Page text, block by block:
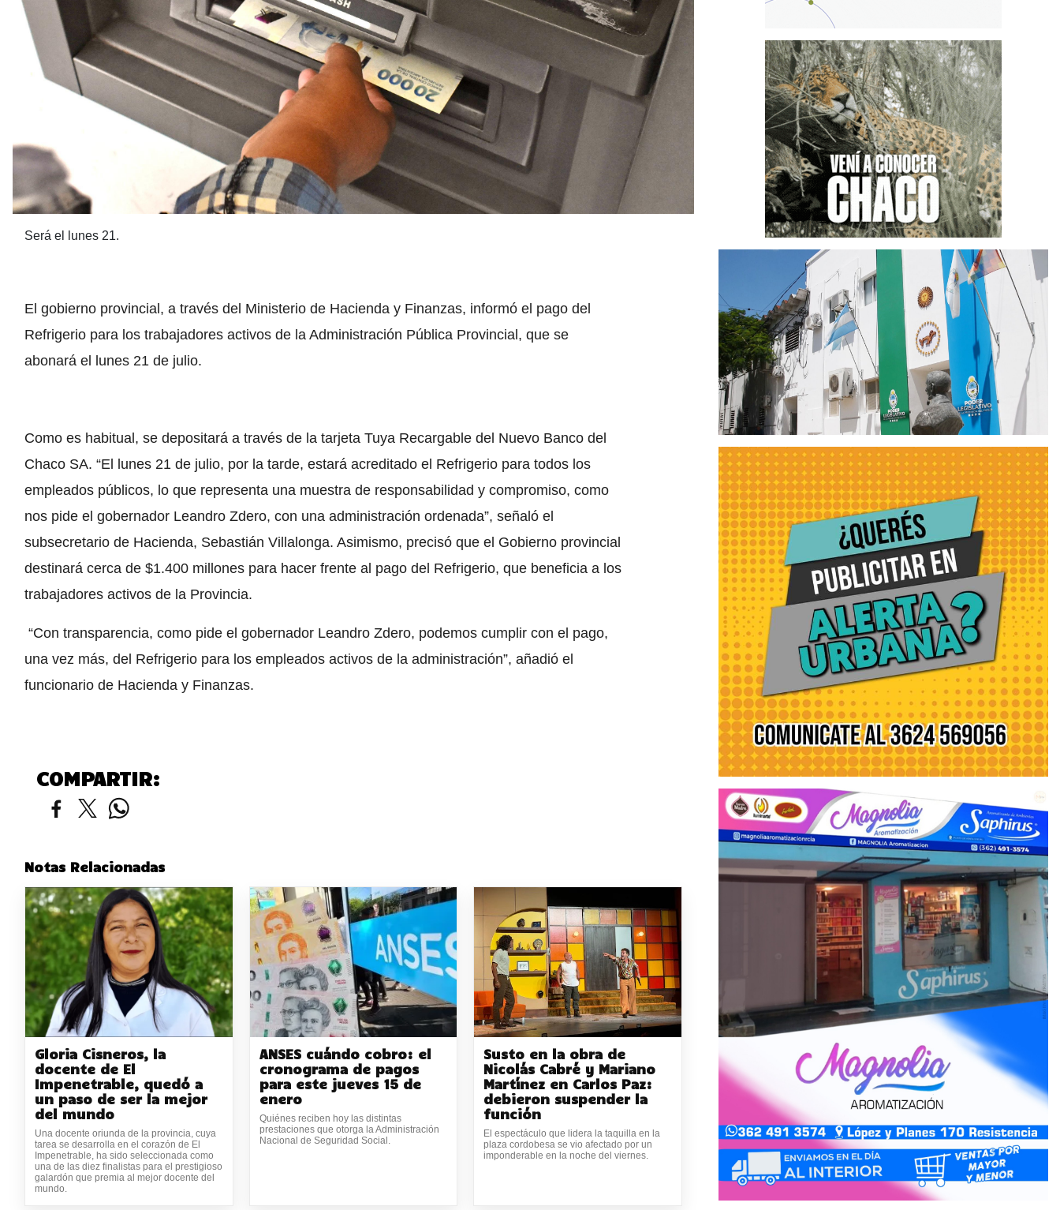
Será el lunes 21.
El gobierno provincial, a través del Ministerio de Hacienda y Finanzas, informó el pago del
Refrigerio para los trabajadores activos de la Administración Pública Provincial, que se
abonará el lunes 21 de julio.
Como es habitual, se depositará a través de la tarjeta Tuya Recargable del Nuevo Banco del
Chaco SA. “El lunes 21 de julio, por la tarde, estará acreditado el Refrigerio para todos los
empleados públicos, lo que representa una muestra de responsabilidad y compromiso, como
nos pide el gobernador Leandro Zdero, con una administración ordenada”, señaló el
subsecretario de Hacienda, Sebastián Villalonga. Asimismo, precisó que el Gobierno provincial
destinará cerca de $1.400 millones para hacer frente al pago del Refrigerio, que beneficia a los
trabajadores activos de la Provincia.
“Con transparencia, como pide el gobernador Leandro Zdero, podemos cumplir con el pago,
una vez más, del Refrigerio para los empleados activos de la administración”, añadió el
funcionario de Hacienda y Finanzas.
COMPARTIR:
Notas Relacionadas
Gloria Cisneros, la
docente de El
Impenetrable, quedó a
un paso de ser la mejor
del mundo
Una docente oriunda de la provincia, cuya
tarea se desarrolla en el corazón de El
Impenetrable, ha sido seleccionada como
una de las diez finalistas para el prestigioso
galardón que premia al mejor docente del
mundo.
ANSES cuándo cobro: el
cronograma de pagos
para este jueves 15 de
enero
Quiénes reciben hoy las distintas
prestaciones que otorga la Administración
Nacional de Seguridad Social.
Susto en la obra de
Nicolás Cabré y Mariano
Martínez en Carlos Paz:
debieron suspender la
función
El espectáculo que lidera la taquilla en la
plaza cordobesa se vio afectado por un
imponderable en la noche del viernes.